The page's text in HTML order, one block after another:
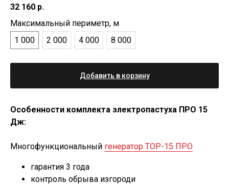
32 160 р.
Максимальный периметр, м
1 000
2 000 4 000 8 000
Добавить в корзину
Особенности комплекта электропастуха ПРО 15
Дж:
Многофункциональный генератор ТОР-15 ПРО
гарантия 3 года
контроль обрыва изгороди